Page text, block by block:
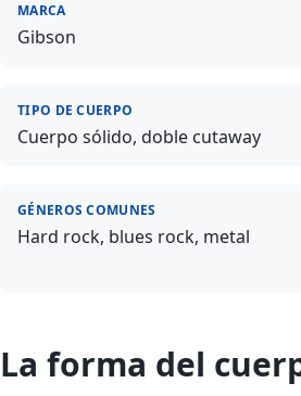
MARCA
Gibson
TIPO DE CUERPO
Cuerpo sólido, doble cutaway
GÉNEROS COMUNES
Hard rock, blues rock, metal
La forma del